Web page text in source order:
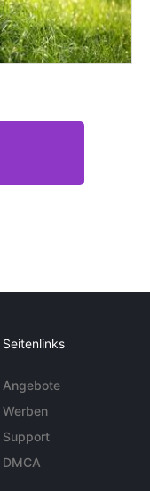
Seitenlinks
Angebote
Werben
Support
DMCA